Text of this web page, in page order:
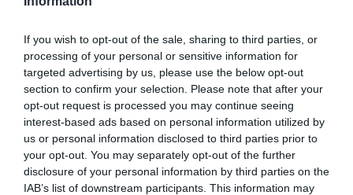
If you wish to opt-out of the sale, sharing to third parties, or
processing of your personal or sensitive information for
targeted advertising by us, please use the below opt-out
section to confirm your selection. Please note that after your
opt-out request is processed you may continue seeing
interest-based ads based on personal information utilized by
us or personal information disclosed to third parties prior to
your opt-out. You may separately opt-out of the further
disclosure of your personal information by third parties on the
IAB’s list of downstream participants. This information may
αναγκάζομαι να λέω στον κομμωτή μου ‘Κρις,
σε παρακαλώ βοήθησέ με με τα μαλλιά μου’”.